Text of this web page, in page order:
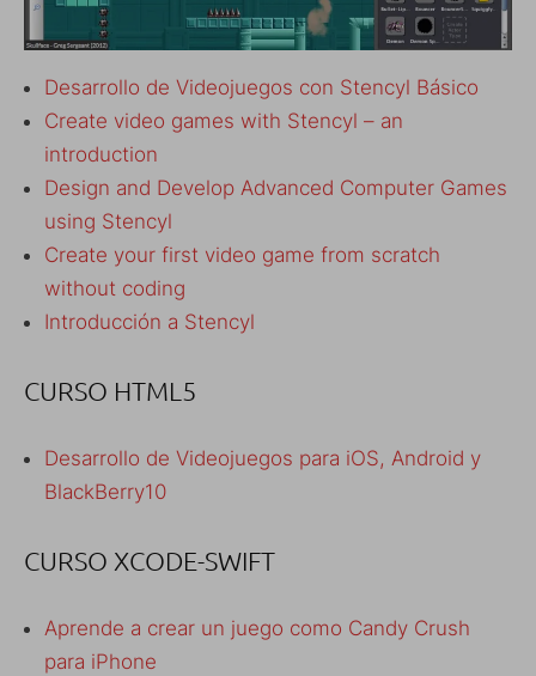
Desarrollo de Videojuegos con Stencyl Básico
Create video games with Stencyl – an
introduction
Design and Develop Advanced Computer Games
using Stencyl
Create your first video game from scratch
without coding
Introducción a Stencyl
CURSO HTML5
Desarrollo de Videojuegos para iOS, Android y
BlackBerry10
CURSO XCODE-SWIFT
Aprende a crear un juego como Candy Crush
para iPhone